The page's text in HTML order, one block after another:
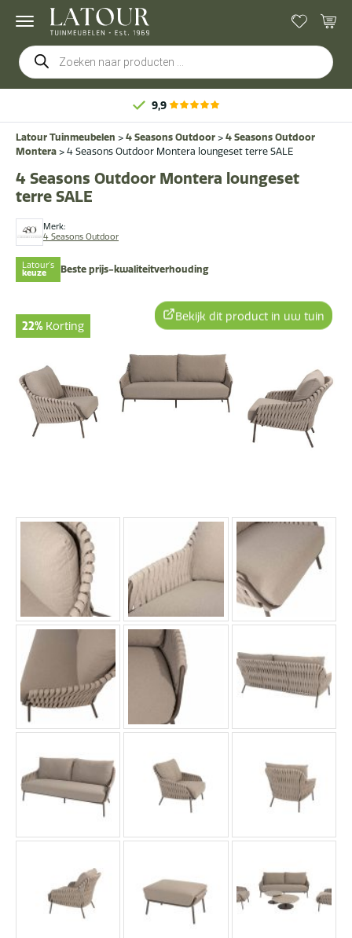
Producten
zoeken
9,9
Latour Tuinmeubelen > 4 Seasons Outdoor > 4 Seasons Outdoor
Montera > 4 Seasons Outdoor Montera loungeset terre SALE
Merk:
4 Seasons Outdoor
4 Seasons Outdoor Montera loungeset
terre SALE
Latour's
keuze Beste prijs-kwaliteitverhouding
22% Korting
Bekijk dit product in uw tuin